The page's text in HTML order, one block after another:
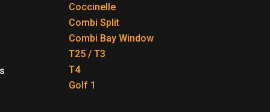
Coccinelle
Combi Split
Combi Bay Window
T25 / T3
T4
Golf 1